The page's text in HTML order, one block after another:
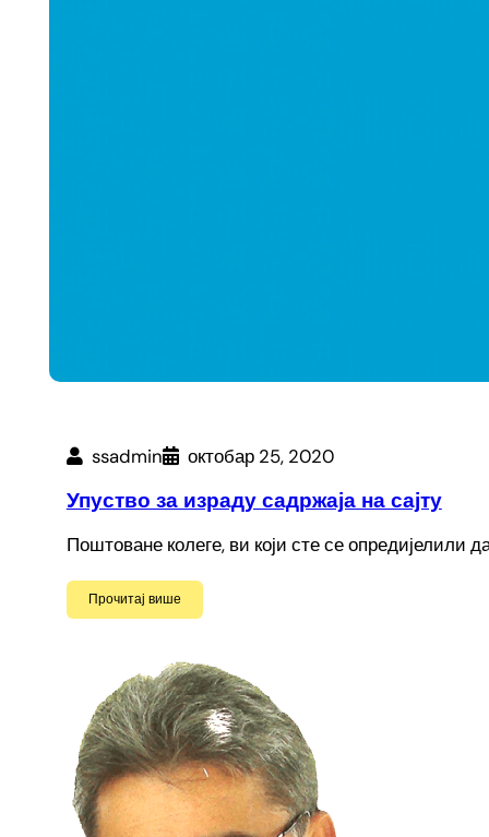
ssadmin октобар 25, 2020
Упуство за израду садржаја на сајту
Поштоване колеге, ви који сте се
Прочитај више